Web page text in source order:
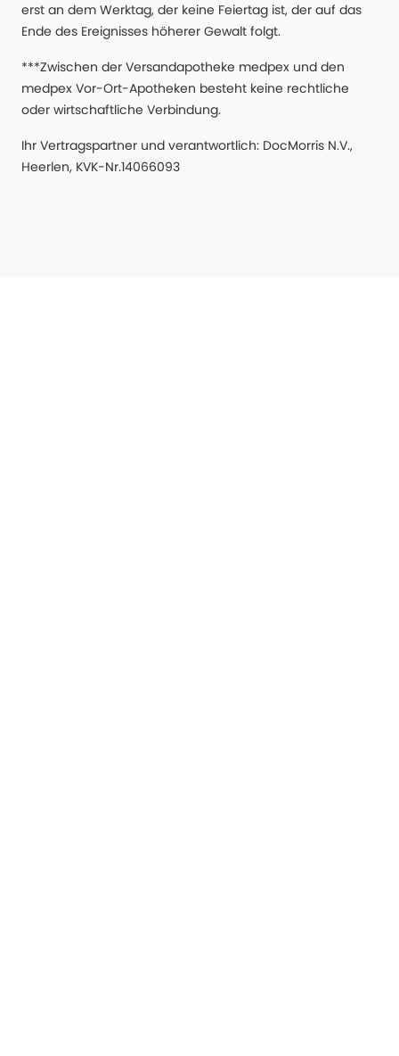
erst an dem Werktag, der keine Feiertag ist, der auf das
Ende des Ereignisses höherer Gewalt folgt.
***Zwischen der Versandapotheke medpex und den
medpex Vor-Ort-Apotheken besteht keine rechtliche
oder wirtschaftliche Verbindung.
Ihr Vertragspartner und verantwortlich: DocMorris N.V.,
Heerlen, KVK-Nr.14066093